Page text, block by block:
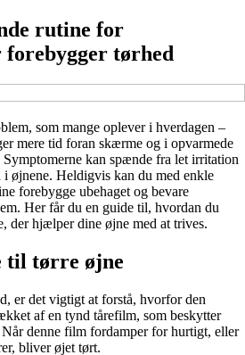
rutine for
tørhed
som mange oplever i hverdagen –
mere tid foran skærme og i opvarmede
kan spænde fra let irritation
øjnene. Heldigvis kan du med enkle
forebygge ubehaget og bevare
Her får du en guide til, hvordan du
der hjælper dine øjne med at trives.
til tørre øjne
er det vigtigt at forstå, hvorfor den
af en tynd tårefilm, som beskytter
denne film fordamper for hurtigt, eller
bliver øjet tørt.